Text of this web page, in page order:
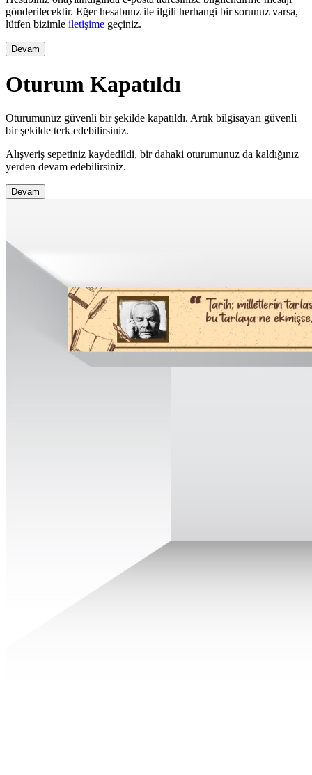
gönderilecektir. Eğer hesabınız ile ilgili herhangi bir sorunuz varsa,
lütfen bizimle iletişime geçiniz.
Devam
Oturum Kapatıldı
Oturumunuz güvenli bir şekilde kapatıldı. Artık bilgisayarı güvenli
bir şekilde terk edebilirsiniz.
Alışveriş sepetiniz kaydedildi, bir dahaki oturumunuz da kaldığınız
yerden devam edebilirsiniz.
Devam